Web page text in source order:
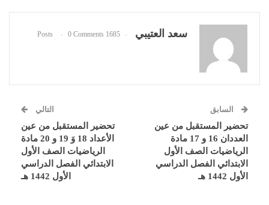
سعد العتيبي 1685 Posts
0 Comments
السابق
تحضير المستقبل من عين
العددان 16 و 17 مادة
الرياضيات الصف الأول
الابتدائي الفصل الدراسي
الأول 1442 هـ
التالي
تحضير المستقبل من عين
الأعداد 18 وَ 19 و 20 مادة
الرياضيات الصف الأول
الابتدائي الفصل الدراسي
الأول 1442 هـ